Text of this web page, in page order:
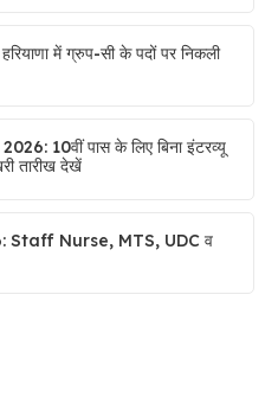
में ग्रुप-सी के पदों पर निकली
10वीं पास के लिए बिना इंटरव्यू
तारीख देखें
Staff Nurse, MTS, UDC व